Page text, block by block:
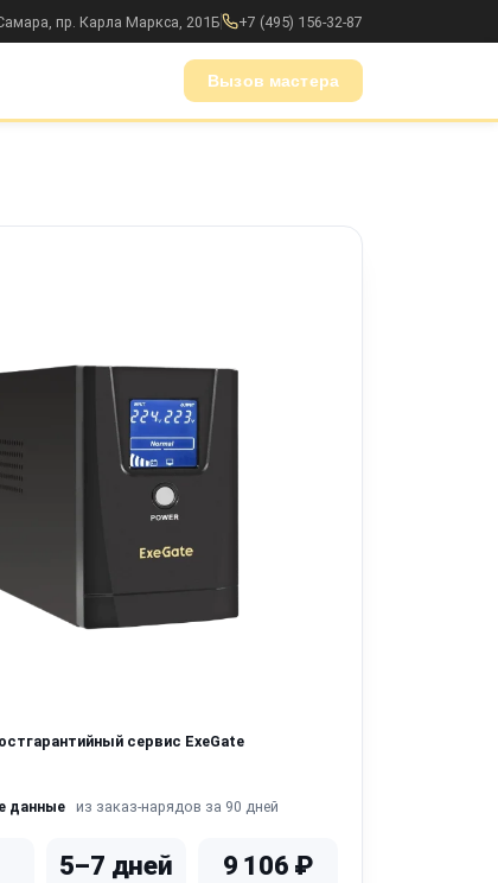
пр. Карла Маркса, 201Б +7 (495) 156-32-87
Вызов мастера
сервис ExeGate
данные из заказ-нарядов за 90 дней
5–7 дней 9 106 ₽